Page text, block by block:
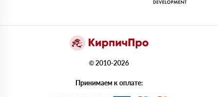
© 2010-2026
Принимаем к оплате: